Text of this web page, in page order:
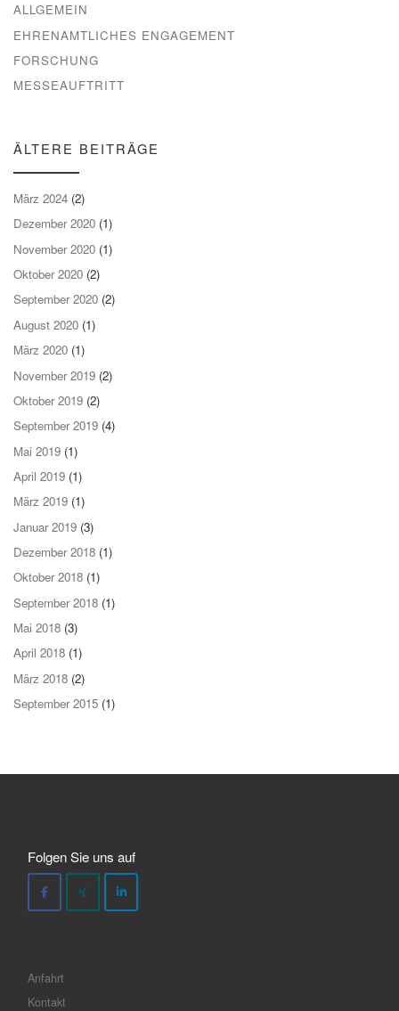
ALLGEMEIN
EHRENAMTLICHES ENGAGEMENT
FORSCHUNG
MESSEAUFTRITT
ÄLTERE BEITRÄGE
März 2024 (2)
Dezember 2020 (1)
November 2020 (1)
Oktober 2020 (2)
September 2020 (2)
August 2020 (1)
März 2020 (1)
November 2019 (2)
Oktober 2019 (2)
September 2019 (4)
Mai 2019 (1)
April 2019 (1)
März 2019 (1)
Januar 2019 (3)
Dezember 2018 (1)
Oktober 2018 (1)
September 2018 (1)
Mai 2018 (3)
April 2018 (1)
März 2018 (2)
September 2015 (1)
Folgen Sie uns auf
Anfahrt
Kontakt